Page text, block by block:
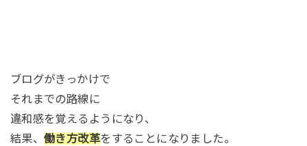
ブログがきっかけで
それまでの路線に
違和感を覚えるようになり、
結果、働き方改革をすることになりました。